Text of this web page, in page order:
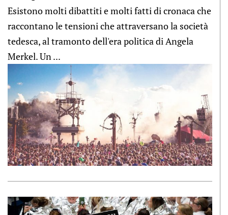
Esistono molti dibattiti e molti fatti di cronaca che
raccontano le tensioni che attraversano la società
tedesca, al tramonto dell'era politica di Angela
Merkel. Un ...